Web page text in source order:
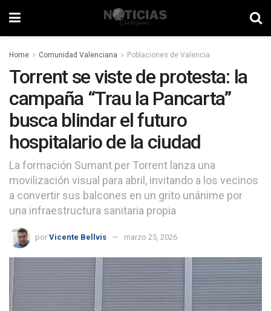
Home Comunidad Valenciana Poblaciones de Valencia
Torrent se viste de protesta: la
campaña “Trau la Pancarta”
busca blindar el futuro
hospitalario de la ciudad
La formación Sumant per Torrent lanza una
movilización visual para abril, invitando a los vecinos
a convertir sus balcones en un grito unánime por
una infraestructura sanitaria propia
por Vicente Bellvis marzo 25, 2026